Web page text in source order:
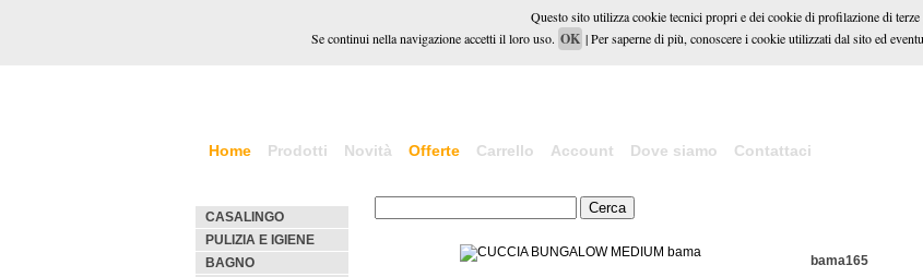
Home Prodotti Novità Offerte Carrello Account Dove siamo Contattaci
CASALINGO
PULIZIA E IGIENE
BAGNO
bama165
Questo sito utilizza cookie tecnici propri e dei cookie di profilazione di terze
Se continui nella navigazione accetti il loro uso. OK | Per saperne di più, conoscere i cookie utilizzati dal sito ed